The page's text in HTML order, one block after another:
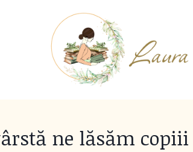
ne lăsăm